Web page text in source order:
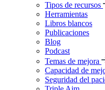
Tipos de recursos
Herramientas
Libros blancos
Publicaciones
Blog
Podcast
Temas de mejora
Capacidad de
Seguridad del